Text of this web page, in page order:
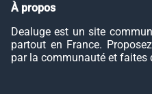
À propos
Dealuge est un site
partout en France.
par la communauté et faites